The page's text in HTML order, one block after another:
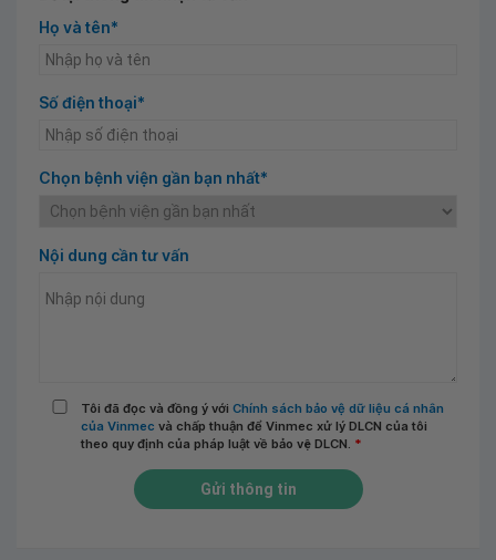
Họ và tên*
Số điện thoại*
Chọn bệnh viện gần bạn nhất*
Nội dung cần tư vấn
Tôi đã đọc và đồng ý với Chính sách bảo vệ dữ liệu cá nhân
của Vinmec và chấp thuận để Vinmec xử lý DLCN của tôi
theo quy định của pháp luật về bảo vệ DLCN. *
Gửi thông tin